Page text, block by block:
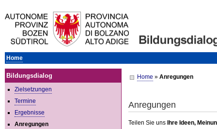
Autonome Provinz Bozen - Südtirol – Bildungsdialog
Home
Bildungsdialog
Zielsetzungen
Termine
Ergebnisse
Anregungen
Home » Anregungen
Anregungen
Teilen Sie uns Ihre Ideen,